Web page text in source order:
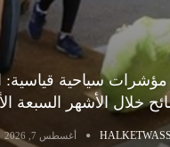
الأشهر السبعة الأولى…
أغسطس 7, 2026